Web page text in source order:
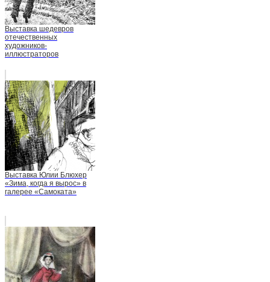
Выставка шедевров
отечественных
художников-
иллюстраторов
Выставка Юлии Блюхер
«Зима, когда я вырос» в
галерее «Самоката»